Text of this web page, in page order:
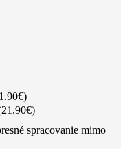
spracovanie mimo